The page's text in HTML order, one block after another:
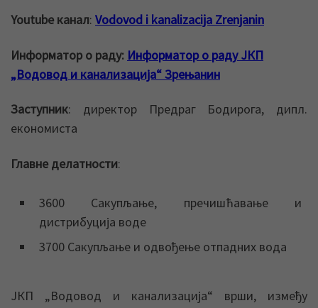
Youtube канал: Vodovod i kanalizacija Zrenjanin
Информатор о раду: Информатор о раду ЈКП
„Водовод и канализација“ Зрењанин
Заступник: директор Предраг Бодирога, дипл.
економиста
Главне делатности:
3600 Сакупљање, пречишћавање и
дистрибуција воде
3700 Сакупљање и одвођење отпадних вода
ЈКП „Водовод и канализација“ врши, између